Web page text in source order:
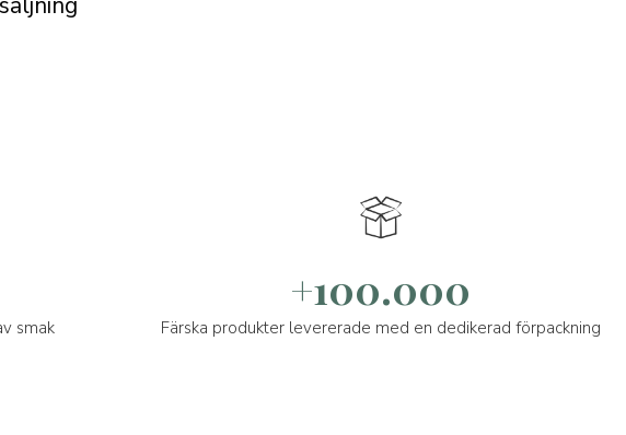
smak
+100.000
Färska produkter levererade med en dedikerad förpackning